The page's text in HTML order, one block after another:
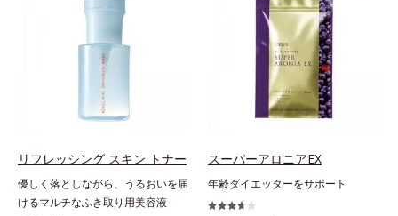
リフレッシング スキン トナー
優しく落としながら、うるおいを届
けるマルチなふき取り用美容液
スーパーアロニアEX
年齢ダイエッターをサポート